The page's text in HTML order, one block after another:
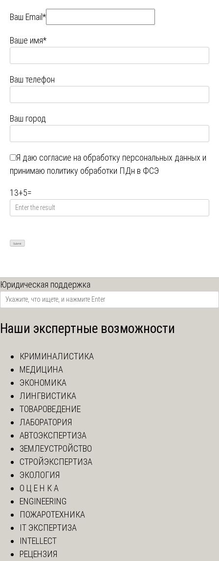
Ваш Email*
Ваше имя*
Ваш телефон
Ваш город
Я даю согласие на обработку персональных данных и
принимаю политику обработки ПДн в ФСЭ
13+5=
Юридическая поддержка
Наши экспертные возможности
КРИМИНАЛИСТИКА
МЕДИЦИНА
ЭКОНОМИКА
ЛИНГВИСТИКА
ТОВАРОВЕДЕНИЕ
ЛАБОРАТОРИЯ
АВТОЭКСПЕРТИЗА
ЗЕМЛЕУСТРОЙСТВО
СТРОЙЭКСПЕРТИЗА
ЭКОЛОГИЯ
О Ц Е Н К А
ENGINEERING
ПОЖАРОТЕХНИКА
IT ЭКСПЕРТИЗА
INTELLECT
РЕЦЕНЗИЯ